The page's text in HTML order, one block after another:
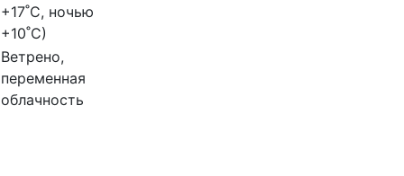
+17˚C, ночью
+10˚C)
Ветрено,
переменная
облачность